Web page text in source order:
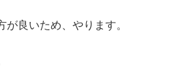
が良いため、やります。